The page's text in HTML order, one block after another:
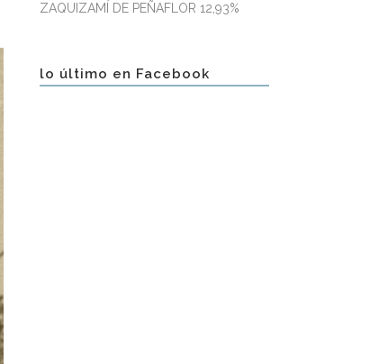
ZAQUIZAMÍ DE PEÑAFLOR 12,93%
lo último en Facebook